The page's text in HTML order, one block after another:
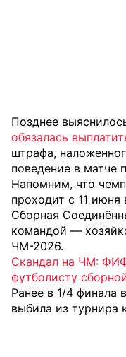
Позднее
обязалась
штрафа,
поведение в матче
Напомним, что
проходит с 11
Сборная
командой —
ЧМ-2026.
Скандал на ЧМ:
футболисту
Ранее в 1/4 финала
выбила из турнира